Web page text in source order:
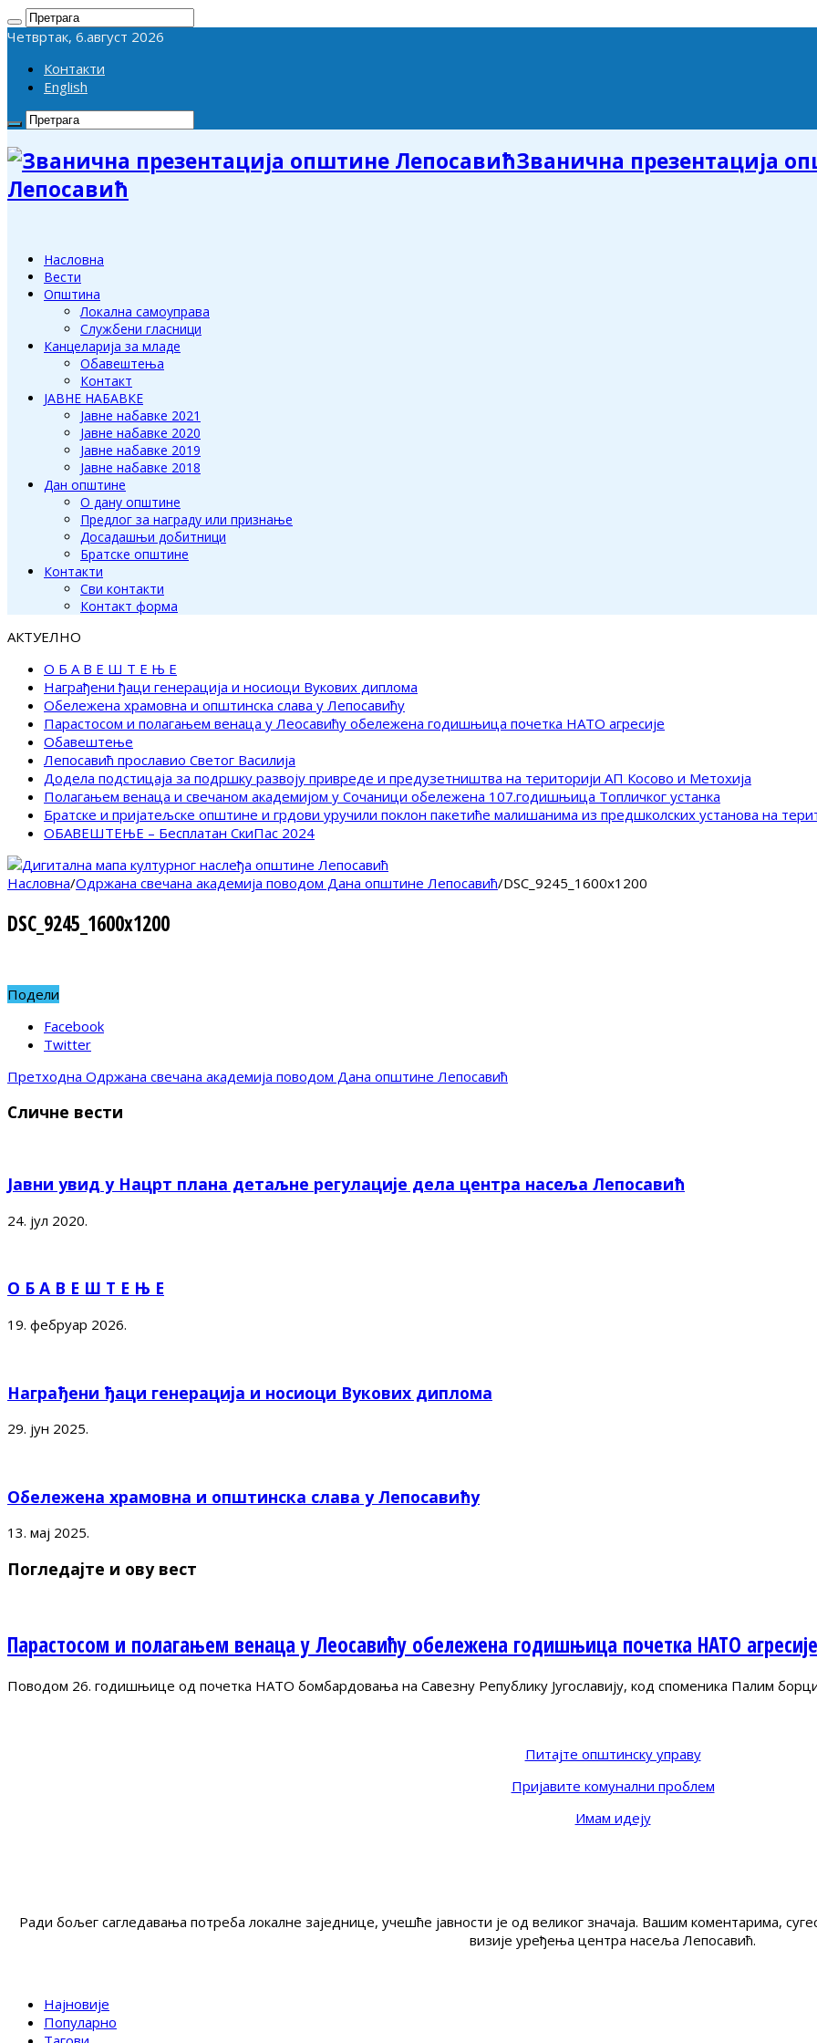
Четвртак, 6.август 2026
Контакти
English
Званична презентација
Лепосавић
Насловна
Вести
Општина
Локална самоуправа
Службени гласници
Канцеларија за младе
Обавештења
Контакт
ЈАВНЕ НАБАВКЕ
Јавне набавке 2021
Јавне набавке 2020
Јавне набавке 2019
Јавне набавке 2018
Дан општине
О дану општине
Предлог за награду или признање
Досадашњи добитници
Братске општине
Контакти
Сви контакти
Контакт форма
АКТУЕЛНО
О Б А В Е Ш Т Е Њ Е
Награђени ђаци генерација и носиоци Вукових диплома
Обележена храмовна и општинска слава у Лепосавићу
Парастосом и полагањем венаца у Леосавићу обележена годишњица почетка НАТО агресије
Обавештење
Лепосавић прославио Светог Василија
Додела подстицаја за подршку развоју привреде и предузетништва на територији АП Косово и Метохија
Полагањем венаца и свечаном академијом у Сочаници обележена 107.годишњица Топличког устанка
Братске и пријатељске општине и грдови уручили поклон пакетиће малишанима из предшколских установа на
ОБАВЕШТЕЊЕ – Бесплатан СкиПас 2024
Насловна/Одржана свечана академија поводом Дана општине Лепосавић/DSC_9245_1600x1200
DSC_9245_1600x1200
Подели
Facebook
Twitter
Претходна Одржана свечана академија поводом Дана општине Лепосавић
Сличне вести
Јавни увид у Нацрт плана детаљне регулације дела центра насеља Лепосавић
24. јул 2020.
О Б А В Е Ш Т Е Њ Е
19. фебруар 2026.
Награђени ђаци генерација и носиоци Вукових диплома
29. јун 2025.
Обележена храмовна и општинска слава у Лепосавићу
13. мај 2025.
Погледајте и ову вест
Парастосом и полагањем венаца у Леосавићу обележена годишњица почетка НАТО агресије
Поводом 26. годишњице од почетка НАТО бомбардовања на Савезну Републику Југославију, код споменика Палим
Питајте општинску управу
Пријавите комунални проблем
Имам идеју
Ради бољег сагледавања потреба локалне заједнице, учешће јавности је од великог значаја. Вашим коментарима,
визије уређења центра насеља Лепосавић.
Најновије
Популарно